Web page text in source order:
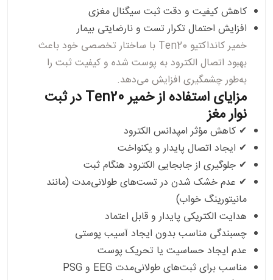
کاهش کیفیت و دقت ثبت سیگنال مغزی
افزایش احتمال تکرار تست و نارضایتی بیمار
خمیر کانداکتیو Ten20
با ساختار تخصصی خود باعث
بهبود اتصال الکترود به پوست شده و کیفیت ثبت را
به‌طور چشمگیری افزایش می‌دهد.
مزایای استفاده از خمیر Ten20 در ثبت
نوار مغز
✔ کاهش مؤثر امپدانس الکترود
✔ ایجاد اتصال پایدار و یکنواخت
✔ جلوگیری از جابجایی الکترود هنگام ثبت
✔ عدم خشک شدن در تست‌های طولانی‌مدت (مانند
مانیتورینگ خواب)
هدایت الکتریکی پایدار و قابل اعتماد
چسبندگی مناسب بدون ایجاد آسیب پوستی
عدم ایجاد حساسیت یا تحریک پوست
مناسب برای ثبت‌های طولانی‌مدت EEG و PSG